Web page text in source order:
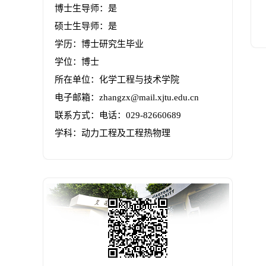
博士生导师：是
硕士生导师：是
学历：博士研究生毕业
学位：博士
所在单位：化学工程与技术学院
电子邮箱： zhangzx@mail.xjtu.edu.cn
联系方式： 电话：029-82660689
学科：动力工程及工程热物理